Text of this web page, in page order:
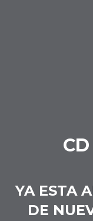
YA ESTA
DE